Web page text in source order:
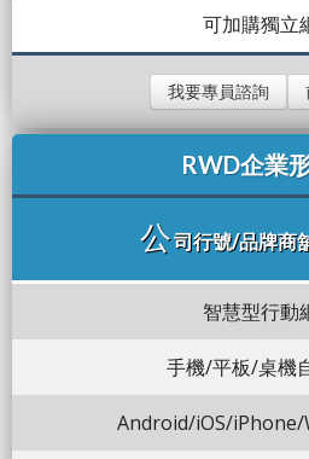
可加購獨立
我要專員諮詢
RWD企業
公司行號/品牌商
智慧型行動
手機/平板/桌機
Android/iOS/iPhone/